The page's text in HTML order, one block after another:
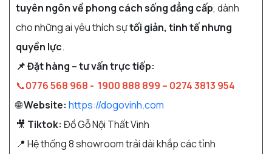
tuyên ngôn về phong cách sống đẳng cấp, dành
cho những ai yêu thích sựtối giản, tinh tế nhưng
quyền lực.
📌 Đặt hàng – tư vấn trực tiếp:
📞0776 568 968 - 1900 888 899 – 0274 3813 954
🌐Website: https://dogovinh.com
🎥 Tiktok: Đồ Gỗ Nội Thất Vinh
📍 Hệ thống 8 showroom trải dài khắp các tỉnh